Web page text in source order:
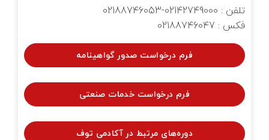
تلفن : 02142749000-02188746053
فکس : 02188746047
فرم درخواست صدور گواهینامه
فرم درخواست خدمات صنعتی
دوره‌های مرتبط در آکادمی توف